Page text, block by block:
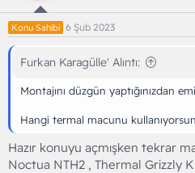
Konu Sahibi 6 Şub 2023
Furkan Karagülle' Alıntı:
Montajını düzgün yaptığınızdan
Hangi termal macunu
Hazır konuyu açmışken tekrar
Noctua NTH2 , Thermal Grizzly